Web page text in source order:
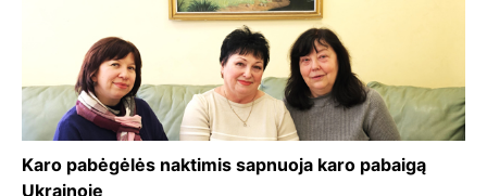
Karo pabėgėlės naktimis sapnuoja karo pabaigą
Ukrainoje